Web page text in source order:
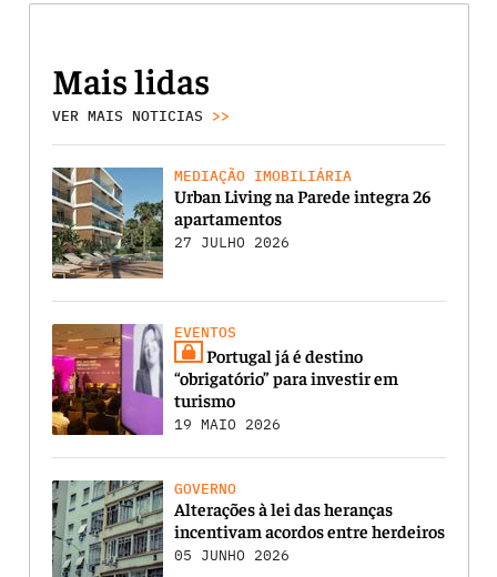
Mais lidas
VER MAIS NOTICIAS >>
MEDIAÇÃO IMOBILIÁRIA
Urban Living na Parede integra 26
apartamentos
27 JULHO 2026
EVENTOS
Portugal já é destino
“obrigatório” para investir em
turismo
19 MAIO 2026
GOVERNO
Alterações à lei das heranças
incentivam acordos entre herdeiros
05 JUNHO 2026